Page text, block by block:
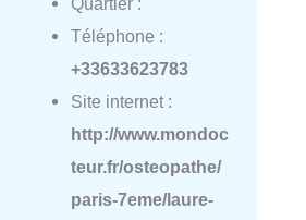
Téléphone :
+33633623783
Site internet :
http://www.mondoc
teur.fr/osteopathe/
paris-7eme/laure-